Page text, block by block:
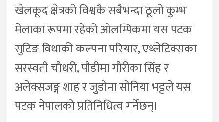
खेलकूद क्षेत्रको विश्वकै सबैभन्दा ठूलो कुम्भ
मेलाका रूपमा रहेको ओलम्पिकमा यस पटक
सुटिङ विधाकी कल्पना परियार, एथ्लेटिक्सका
सरस्वती चौधरी, पौडीमा गौरीका सिंह र
अलेक्सजङ्ग शाह र जुुडोमा सोनिया भट्टले यस
पटक नेपालको प्रतिनिधित्व गर्नेछन्।